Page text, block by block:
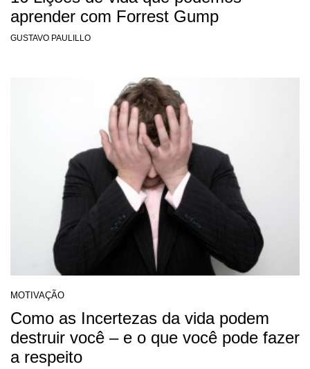
aprender com Forrest Gump
GUSTAVO PAULILLO
MOTIVAÇÃO
Como as Incertezas da vida podem
destruir você – e o que você pode fazer
a respeito